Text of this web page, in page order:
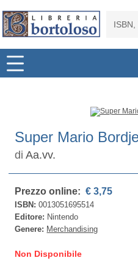
Super Mario
diAa.vv.
Prezzo online: € 3,75
ISBN:0013051695514
Editore: Nintendo
Genere: Merchandising
Non Disponibile